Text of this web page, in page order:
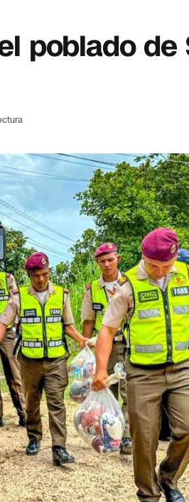
poblado de